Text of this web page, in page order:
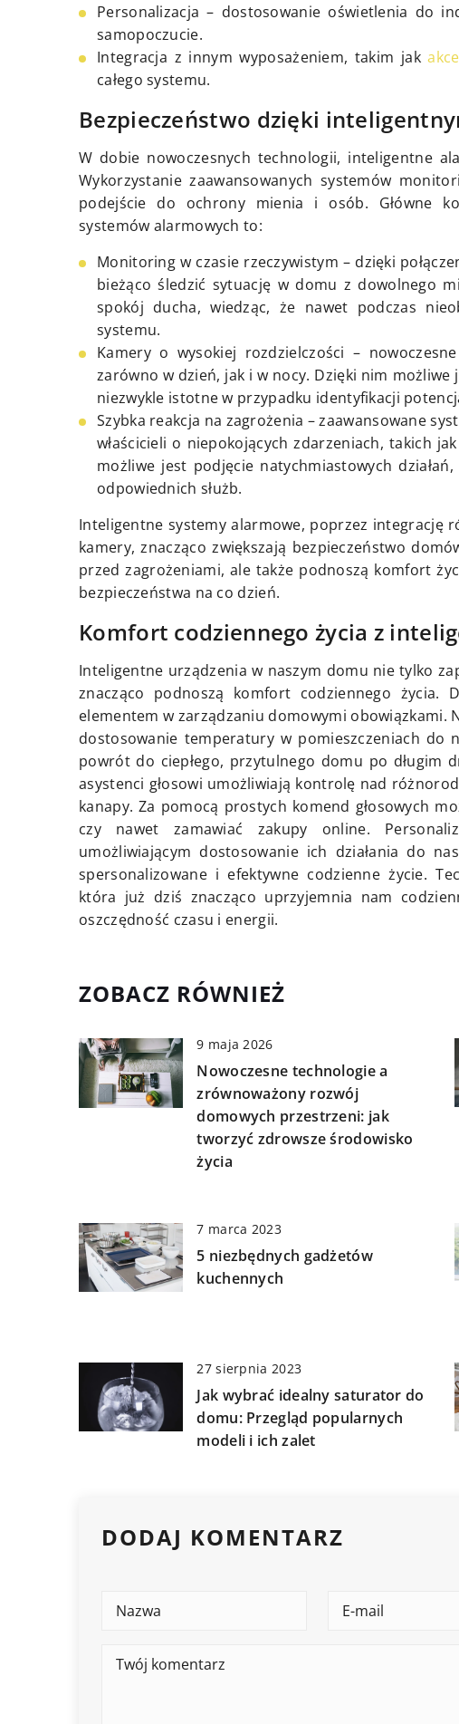
Personalizacja – dostosowanie oświetlenia do
samopoczucie.
Integracja z innym wyposażeniem, takim jak
całego systemu.
Bezpieczeństwo dzięki
W dobie nowoczesnych technologii, inteligentne
Wykorzystanie zaawansowanych systemów
podejście do ochrony mienia i osób. Główne
systemów alarmowych to:
Monitoring w czasie rzeczywistym – dzięki
bieżąco śledzić sytuację w domu z dowolnego
spokój ducha, wiedząc, że nawet podczas
systemu.
Kamery o wysokiej rozdzielczości –
zarówno w dzień, jak i w nocy. Dzięki nim
niezwykle istotne w przypadku identyfikacji
Szybka reakcja na zagrożenia – zaawansowane
właścicieli o niepokojących zdarzeniach, takich
możliwe jest podjęcie natychmiastowych
odpowiednich służb.
Inteligentne systemy alarmowe, poprzez
kamery, znacząco zwiększają bezpieczeństwo
przed zagrożeniami, ale także podnoszą komfort
bezpieczeństwa na co dzień.
Komfort codziennego życia z
Inteligentne urządzenia w naszym domu nie tylko
znacząco podnoszą komfort codziennego życia.
elementem w zarządzaniu domowymi obowiązkami.
dostosowanie temperatury w pomieszczeniach do
powrót do ciepłego, przytulnego domu po długim
asystenci głosowi umożliwiają kontrolę nad
kanapy. Za pomocą prostych komend głosowych
czy nawet zamawiać zakupy online.
umożliwiającym dostosowanie ich działania do
spersonalizowane i efektywne codzienne życie.
która już dziś znacząco uprzyjemnia nam
oszczędność czasu i energii.
ZOBACZ RÓWNIEŻ
9 maja 2026
Nowoczesne technologie a
zrównoważony rozwój
domowych przestrzeni: jak
tworzyć zdrowsze środowisko
życia
7 marca 2023
5 niezbędnych gadżetów
kuchennych
27 sierpnia 2023
Jak wybrać idealny saturator do
domu: Przegląd popularnych
modeli i ich zalet
DODAJ KOMENTARZ